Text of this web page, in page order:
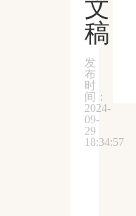
文
稿
发
布
时
间：
2024-
09-
29
18:34:57